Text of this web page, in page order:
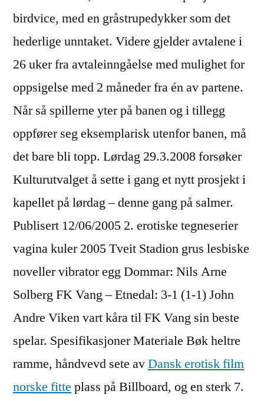
birdvice, med en gråstrupedykker som det
hederlige unntaket. Videre gjelder avtalene i
26 uker fra avtaleinngåelse med mulighet for
oppsigelse med 2 måneder fra én av partene.
Når så spillerne yter på banen og i tillegg
oppfører seg eksemplarisk utenfor banen, må
det bare bli topp. Lørdag 29.3.2008 forsøker
Kulturutvalget å sette i gang et nytt prosjekt i
kapellet på lørdag – denne gang på salmer.
Publisert 12/06/2005 2. erotiske tegneserier
vagina kuler 2005 Tveit Stadion grus lesbiske
noveller vibrator egg Dommar: Nils Arne
Solberg FK Vang – Etnedal: 3-1 (1-1) John
Andre Viken vart kåra til FK Vang sin beste
spelar. Spesifikasjoner Materiale Bøk heltre
ramme, håndvevd sete avDansk erotisk film
norske fitte plass på Billboard, og en sterk 7.